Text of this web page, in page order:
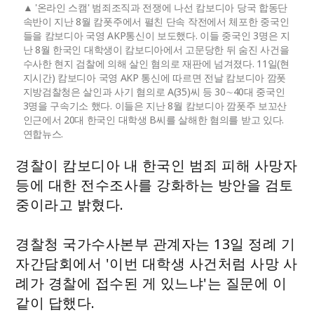
'온라인 스캠' 범죄조직과 전쟁에 나선 캄보디아 당국 합동단
속반이 지난 8월 캄폿주에서 펼친 단속 작전에서 체포한 중국인
들을 캄보디아 국영 AKP통신이 보도했다. 이들 중국인 3명은 지
난 8월 한국인 대학생이 캄보디아에서 고문당한 뒤 숨진 사건을
수사한 현지 검찰에 의해 살인 혐의로 재판에 넘겨졌다. 11일(현
지시간) 캄보디아 국영 AKP 통신에 따르면 전날 캄보디아 깜폿
지방검찰청은 살인과 사기 혐의로 A(35)씨 등 30∼40대 중국인
3명을 구속기소 했다. 이들은 지난 8월 캄보디아 깜폿주 보꼬산
인근에서 20대 한국인 대학생 B씨를 살해한 혐의를 받고 있다.
연합뉴스.
경찰이 캄보디아 내 한국인 범죄 피해 사망자
등에 대한 전수조사를 강화하는 방안을 검토
중이라고 밝혔다.
경찰청 국가수사본부 관계자는 13일 정례 기
자간담회에서 '이번 대학생 사건처럼 사망 사
례가 경찰에 접수된 게 있느냐'는 질문에 이
같이 답했다.